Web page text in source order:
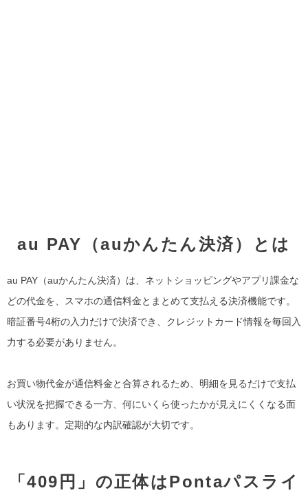
au PAY（auかんたん決済）とは
au PAY（auかんたん決済）は、ネットショッピングやアプリ課金な
どの代金を、スマホの通信料金とまとめて支払える決済機能です。
暗証番号4桁の入力だけで決済でき、クレジットカード情報を毎回入
力する必要がありません。
お買い物代金が通信料金と合算されるため、明細を見るだけで支払
い状況を把握できる一方、何にいくら使ったかが見えにくくなる面
もあります。定期的な内訳確認が大切です。
「409円」の正体はPontaパスライ